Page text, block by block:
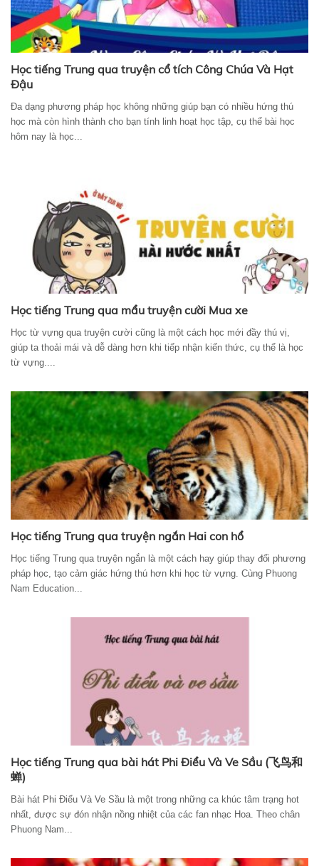
Học tiếng Trung qua truyện cổ tích Công Chúa Và Hạt
Đậu
Đa dạng phương pháp học không những giúp bạn có nhiều hứng thú
học mà còn hình thành cho bạn tính linh hoạt học tập, cụ thể bài học
hôm nay là học...
Học tiếng Trung qua mẩu truyện cười Mua xe
Học từ vựng qua truyện cười cũng là một cách học mới đầy thú vị,
giúp ta thoải mái và dễ dàng hơn khi tiếp nhận kiến thức, cụ thể là học
từ vựng....
Học tiếng Trung qua truyện ngắn Hai con hổ
Học tiếng Trung qua truyện ngắn là một cách hay giúp thay đổi phương
pháp học, tạo cảm giác hứng thú hơn khi học từ vựng. Cùng Phuong
Nam Education...
Học tiếng Trung qua bài hát Phi Điểu Và Ve Sầu (飞鸟和
蝉)
Bài hát Phi Điểu Và Ve Sầu là một trong những ca khúc tâm trạng hot
nhất, được sự đón nhận nồng nhiệt của các fan nhạc Hoa. Theo chân
Phuong Nam...